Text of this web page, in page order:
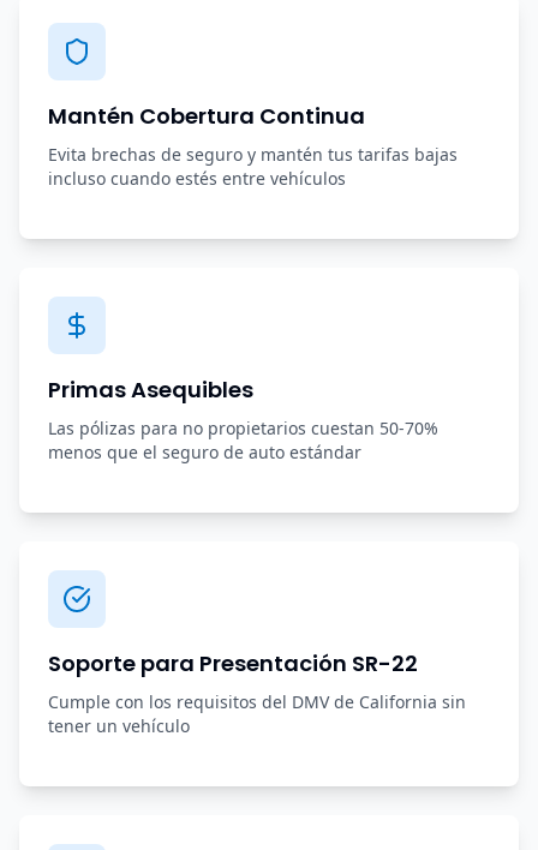
Mantén Cobertura Continua
Evita brechas de seguro y mantén tus tarifas bajas
incluso cuando estés entre vehículos
Primas Asequibles
Las pólizas para no propietarios cuestan 50-70%
menos que el seguro de auto estándar
Soporte para Presentación SR-22
Cumple con los requisitos del DMV de California sin
tener un vehículo